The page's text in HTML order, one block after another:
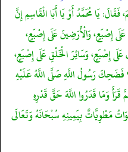
يَا مُحَمَّدُ أَوْ يَا أَبَا الْقَاسِمِ إِنَّ
إِصْبَعٍ، وَالْأَرَضِينَ عَلَى إِصْبَعٍ،
عَلَى إِصْبَعٍ، وَسَائِرَ الْخَلْقِ عَلَى إِصْبَعٍ،
فَضَحِكَ رَسُولُ اللَّهِ صَلَّى اللَّهُ عَلَيْهِ
وَمَا قَدَرُوا اللَّهَ حَقَّ قَدْرِهِ
مَطْوِيَّاتٌ بِيَمِينِهِ سُبْحَانَهُ وَتَعَالَى